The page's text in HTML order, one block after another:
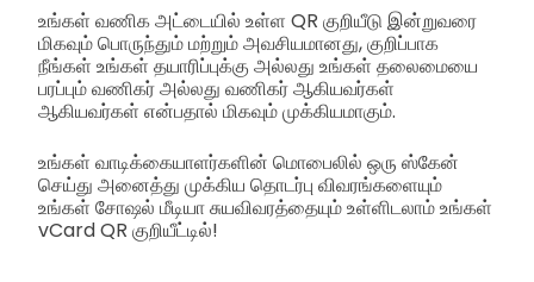
உங்கள் வணிக அட்டையில் உள்ள QR குறியீடு இன்றுவரை
மிகவும் பொருந்தும் மற்றும் அவசியமானது, குறிப்பாக
நீங்கள் உங்கள் தயாரிப்புக்கு அல்லது உங்கள் தலைமையை
பரப்பும் வணிகர் அல்லது வணிகர் ஆகியவர்கள்
ஆகியவர்கள் என்பதால் மிகவும் முக்கியமாகும்.
உங்கள் வாடிக்கையாளர்களின் மொபைலில் ஒரு ஸ்கேன்
செய்து அனைத்து முக்கிய தொடர்பு விவரங்களையும்
உங்கள் சோஷல் மீடியா சுயவிவரத்தையும் உள்ளிடலாம் உங்கள்
vCard QR குறியீட்டில்!